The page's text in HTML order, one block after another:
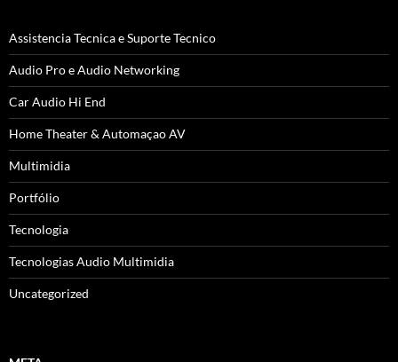
Assistencia Tecnica e Suporte Tecnico
Audio Pro e Audio Networking
Car Audio Hi End
Home Theater & Automaçao AV
Multimidia
Portfólio
Tecnologia
Tecnologias Audio Multimidia
Uncategorized